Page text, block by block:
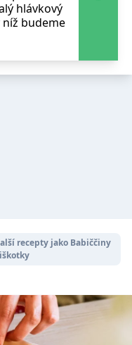
hlávkový
níž budeme
recepty jako Babiččiny